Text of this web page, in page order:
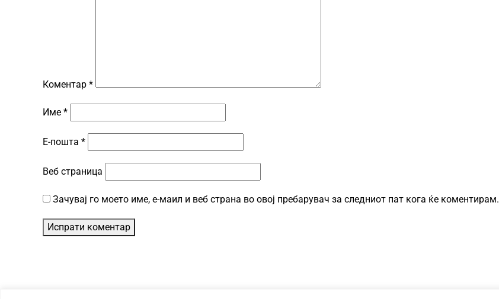
Коментар *
Име *
Е-пошта *
Веб страница
Зачувај го моето име, е-маил и веб страна во овој пребарувач за следниот пат кога ќе коментирам.